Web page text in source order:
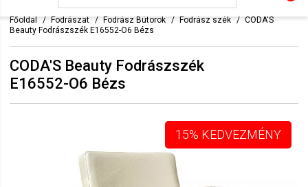
Főoldal Fodrászat Fodrász Bútorok Fodrász szék
CODA'S
Beauty Fodrászszék E16552-O6 Bézs
CODA'S Beauty Fodrászszék
E16552-O6 Bézs
15% KEDVEZMÉNY